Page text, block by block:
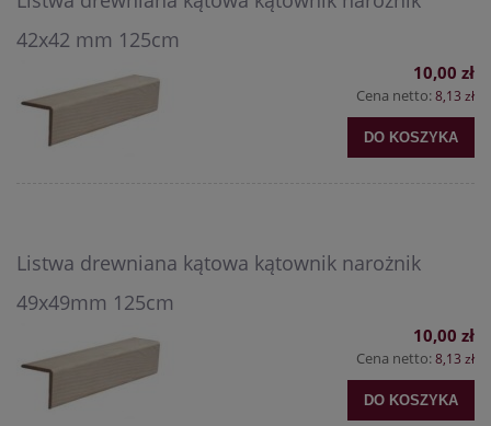
42x42 mm 125cm
10,00 zł
Cena netto:8,13 zł
DO KOSZYKA
Listwa drewniana kątowa kątownik narożnik
49x49mm 125cm
10,00 zł
Cena netto:8,13 zł
DO KOSZYKA